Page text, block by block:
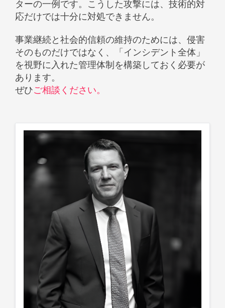
ターの一例です。こうした攻撃には、技術的対
応だけでは十分に対処できません。
事業継続と社会的信頼の維持のためには、侵害
そのものだけではなく、「インシデント全体」
を視野に入れた管理体制を構築しておく必要が
あります。
ぜひご相談ください。